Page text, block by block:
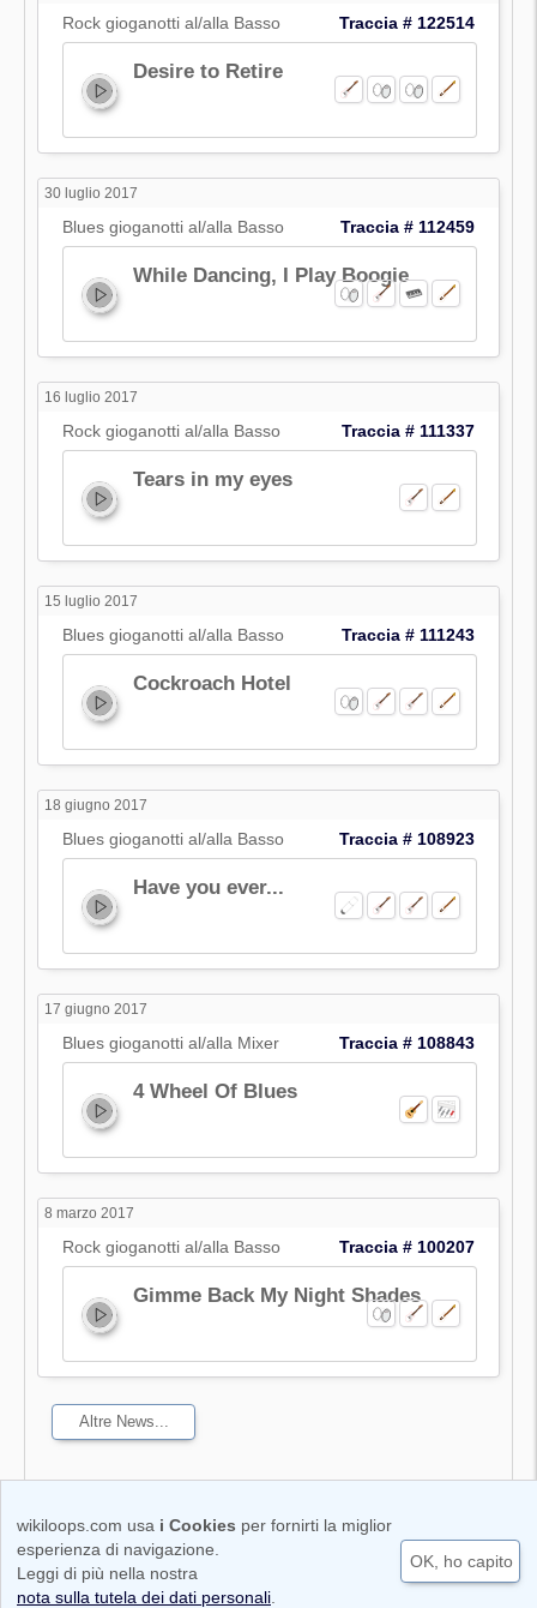
Rock gioganotti al/alla Basso Traccia # 122514
Desire to Retire
30 luglio 2017
Blues gioganotti al/alla Basso Traccia # 112459
While Dancing, I Play Boogie
16 luglio 2017
Rock gioganotti al/alla Basso Traccia # 111337
Tears in my eyes
15 luglio 2017
Blues gioganotti al/alla Basso Traccia # 111243
Cockroach Hotel
18 giugno 2017
Blues gioganotti al/alla Basso Traccia # 108923
Have you ever...
17 giugno 2017
Blues gioganotti al/alla Mixer Traccia # 108843
4 Wheel Of Blues
8 marzo 2017
Rock gioganotti al/alla Basso Traccia # 100207
Gimme Back My Night Shades
Altre News...
Condizioni di utilizzoCookie & Protezione dei dati personali
Code of Conduct
Nota legale | Impronta
Copyright © 2011-2026 wikiloops media UG
wikiloops.com usa i Cookies per fornirti la miglior
esperienza di navigazione.
Leggi di più nella nostra
nota sulla tutela dei dati personali
OK, ho capito